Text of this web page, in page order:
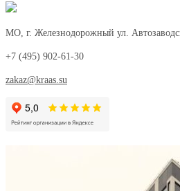
МО, г. Железнодорожный ул.
+7 (495) 902-61-30
zakaz@kraas.su